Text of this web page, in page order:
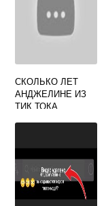
СКОЛЬКО ЛЕТ
АНДЖЕЛИНЕ ИЗ
ТИК ТОКА